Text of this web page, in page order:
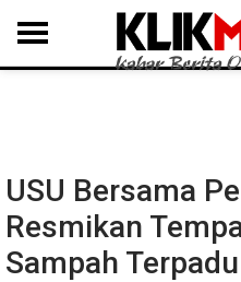
MEDAN LANGKAT DAIRI
USU Bersama
Resmikan
Sampah Terpadu